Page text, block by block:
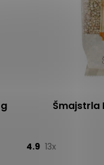
Šmajstrla
4.9 13x